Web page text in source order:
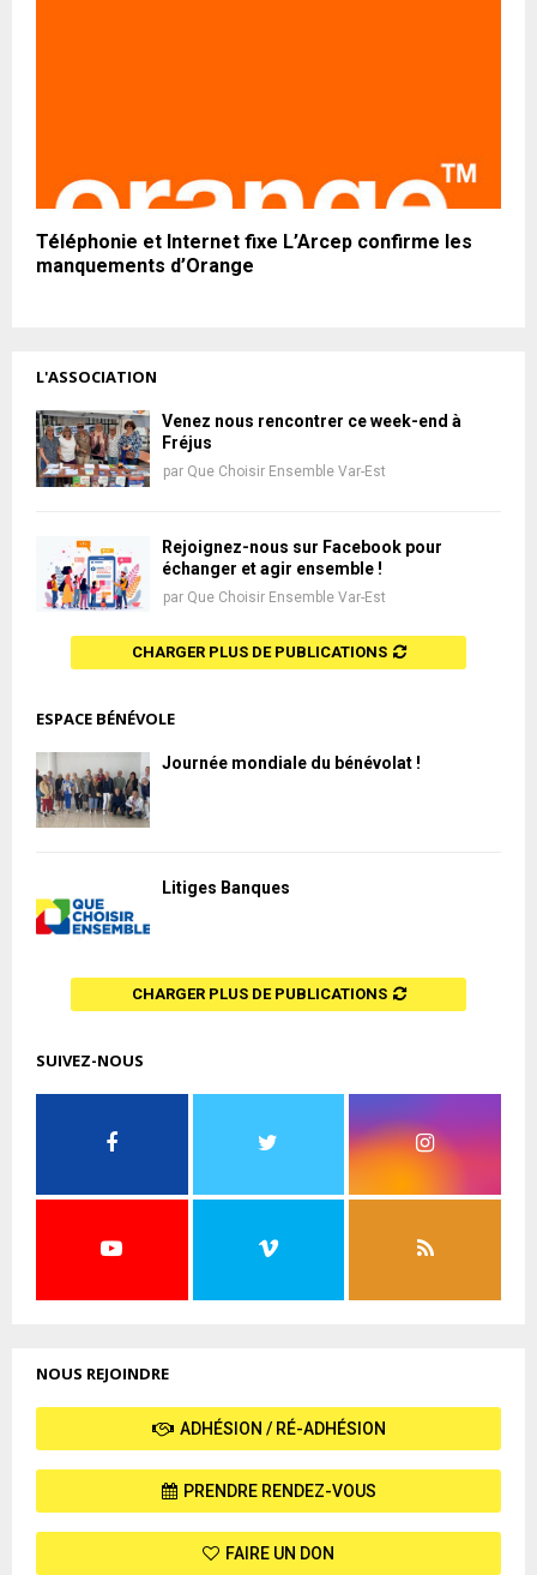
Téléphonie et Internet fixe L’Arcep confirme les
manquements d’Orange
L'ASSOCIATION
Venez nous rencontrer ce week-end à
Fréjus
par Que Choisir Ensemble Var-Est
Rejoignez-nous sur Facebook pour
échanger et agir ensemble !
par Que Choisir Ensemble Var-Est
CHARGER PLUS DE PUBLICATIONS
ESPACE BÉNÉVOLE
Journée mondiale du bénévolat !
Litiges Banques
CHARGER PLUS DE PUBLICATIONS
SUIVEZ-NOUS
NOUS REJOINDRE
ADHÉSION / RÉ-ADHÉSION
PRENDRE RENDEZ-VOUS
FAIRE UN DON